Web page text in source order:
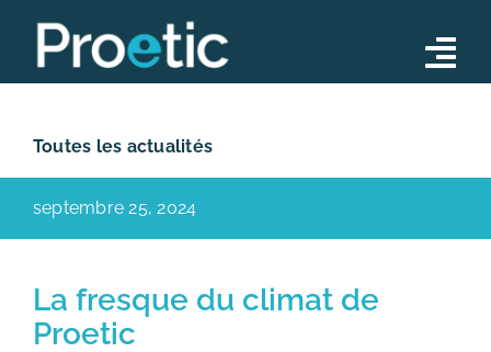
content
Formations
Actualités
Toutes les actualités
septembre 25, 2024
La fresque du climat de
Proetic